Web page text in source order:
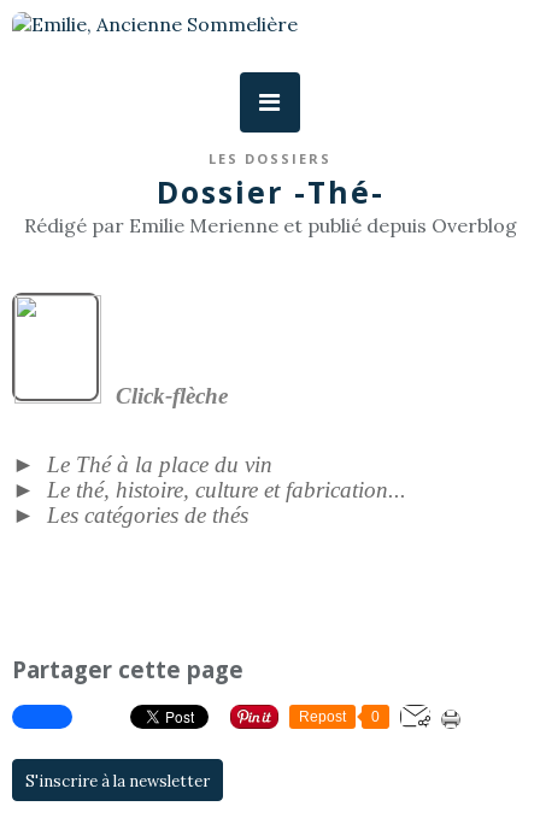
LES DOSSIERS
Dossier -Thé-
Rédigé par Emilie Merienne et publié depuis Overblog
Click-flèche
►
Le Thé à la place du vin
►
Le thé, histoire, culture et fabrication...
►
Les catégories de thés
Partager cette page
Repost 0
S'inscrire à la newsletter